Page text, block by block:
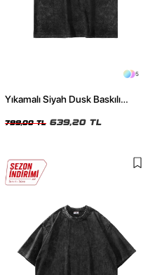
5
Yıkamalı Siyah Dusk Baskılı
799,00 TL 639,20 TL